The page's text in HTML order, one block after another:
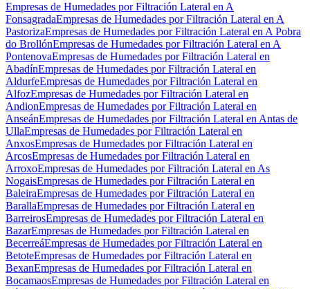
Empresas de Humedades por Filtración Lateral en A
FonsagradaEmpresas de Humedades por Filtración Lateral en A
PastorizaEmpresas de Humedades por Filtración Lateral en A Pobra
do BrollónEmpresas de Humedades por Filtración Lateral en A
PontenovaEmpresas de Humedades por Filtración Lateral en
AbadínEmpresas de Humedades por Filtración Lateral en
AldurfeEmpresas de Humedades por Filtración Lateral en
AlfozEmpresas de Humedades por Filtración Lateral en
AndionEmpresas de Humedades por Filtración Lateral en
AnseánEmpresas de Humedades por Filtración Lateral en Antas de
UllaEmpresas de Humedades por Filtración Lateral en
AnxosEmpresas de Humedades por Filtración Lateral en
ArcosEmpresas de Humedades por Filtración Lateral en
ArroxoEmpresas de Humedades por Filtración Lateral en As
NogaisEmpresas de Humedades por Filtración Lateral en
BaleiraEmpresas de Humedades por Filtración Lateral en
BarallaEmpresas de Humedades por Filtración Lateral en
BarreirosEmpresas de Humedades por Filtración Lateral en
BazarEmpresas de Humedades por Filtración Lateral en
BecerreáEmpresas de Humedades por Filtración Lateral en
BetoteEmpresas de Humedades por Filtración Lateral en
BexanEmpresas de Humedades por Filtración Lateral en
BocamaosEmpresas de Humedades por Filtración Lateral en